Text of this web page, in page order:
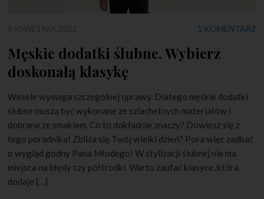
1 KOMENTARZ
Męskie dodatki ślubne. Wybierz
doskonałą klasykę
Wesele wymaga szczególnej oprawy. Dlatego męskie dodatki
ślubne muszą być wykonane ze szlachetnych materiałów i
dobrane ze smakiem. Co to dokładnie znaczy? Dowiesz się z
tego poradnika! Zbliża się Twój wielki dzień? Pora więc zadbać
o wygląd godny Pana Młodego! W stylizacji ślubnej nie ma
miejsca na błędy czy półśrodki. Warto zaufać klasyce, która
dodaje […]